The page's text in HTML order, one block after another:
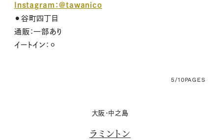
Instagram：@tawanico
⚫︎谷町四丁目
通販：一部あり
イートイン：⚪︎
5/10PAGES
大阪・中之島
ラミントン